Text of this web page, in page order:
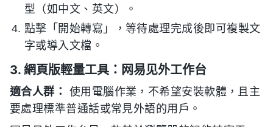
型（如中文、英文）。
點擊「開始轉寫」，等待處理完成後即可複製文
字或導入文檔。
3. 網頁版輕量工具：网易见外工作台
適合人群：
使用電腦作業，不希望安裝軟體，且主
要處理標準普通話或常見外語的用戶。